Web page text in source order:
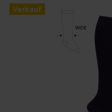
Verkauf